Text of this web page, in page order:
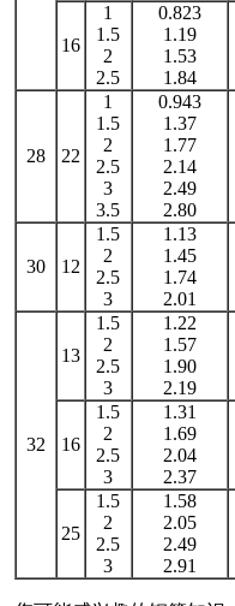
16
1
1.5
2
2.5
0.823
1.19
1.53
1.84
28 22
1
1.5
2
2.5
3
3.5
0.943
1.37
1.77
2.14
2.49
2.80
30 12
1.5
2
2.5
3
1.13
1.45
1.74
2.01
32
13
1.5
2
2.5
3
1.22
1.57
1.90
2.19
16
1.5
2
2.5
3
1.31
1.69
2.04
2.37
25
1.5
2
2.5
3
1.58
2.05
2.49
2.91